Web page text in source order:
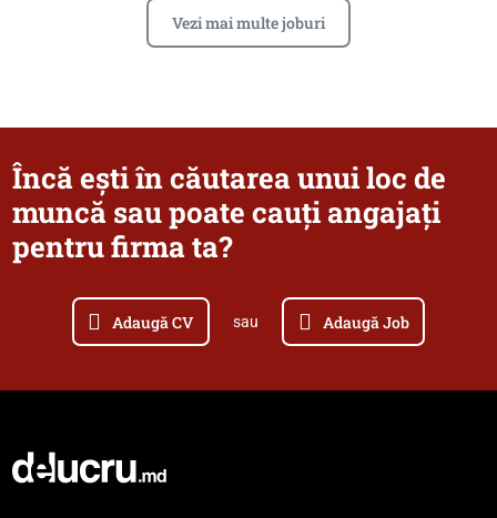
Vezi mai multe joburi
Încă ești în căutarea unui loc de
muncă sau poate cauți angajați
pentru firma ta?
Adaugă CV sau Adaugă Job